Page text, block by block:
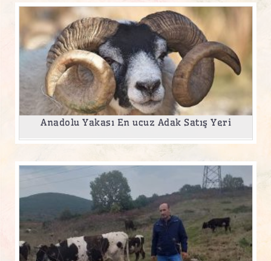
Anadolu Yakası En ucuz Adak Satış Yeri